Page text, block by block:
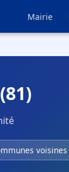
Mairie
voisines